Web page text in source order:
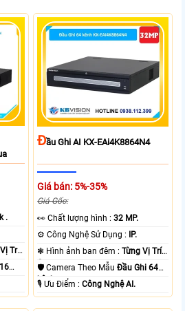
.
Trí
ĐẦu Ghi AI KX-EAi4K8864N4
Giá bán: 5%-35%
Giá Gốc:
️👀 Chất lượng hình :32 MP.
⚙ Công Nghệ Sử Dụng : IP.
❃ Hình ảnh ban đêm :Từng Vị Trí
Camera .
🛡 Camera Theo MẫuĐầu Ghi 64
kênh.
️🎙 Ưu Điểm :Công Nghệ AI.